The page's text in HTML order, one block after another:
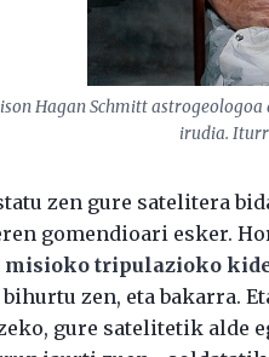
Hagan Schmitt
irudia.
zen gure satelitera
gomendioari esker.
misioko tripulazioko
zen, eta bakarra.
gure satelitetik alde